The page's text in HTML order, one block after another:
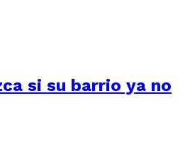
si su barrio ya no